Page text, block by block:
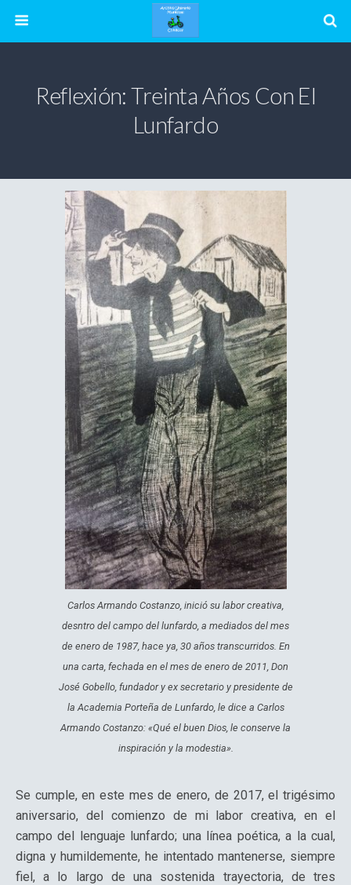
Reflexión: Treinta Años Con El
Lunfardo
Carlos Armando Costanzo, inició su labor creativa,
desntro del campo del lunfardo, a mediados del mes
de enero de 1987, hace ya, 30 años transcurridos. En
una carta, fechada en el mes de enero de 2011, Don
José Gobello, fundador y ex secretario y presidente de
la Academia Porteña de Lunfardo, le dice a Carlos
Armando Costanzo: «Qué el buen Dios, le conserve la
inspiración y la modestia».
Se cumple, en este mes de enero, de 2017, el trigésimo
aniversario, del comienzo de mi labor creativa, en el
campo del lenguaje lunfardo; una línea poética, a la cual,
digna y humildemente, he intentado mantenerse, siempre
fiel, a lo largo de una sostenida trayectoria, de tres